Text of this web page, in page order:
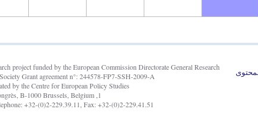
project funded by the European Commission Directorate General Research -
Grant agreement n°: 244578-FP7-SSH-2009-A
by the Centre for European Policy Studies
1, place du Congrès, B-1000 Brussels, Belgium
+32-(0)2-229.39.11, Fax: +32-(0)2-229.41.51